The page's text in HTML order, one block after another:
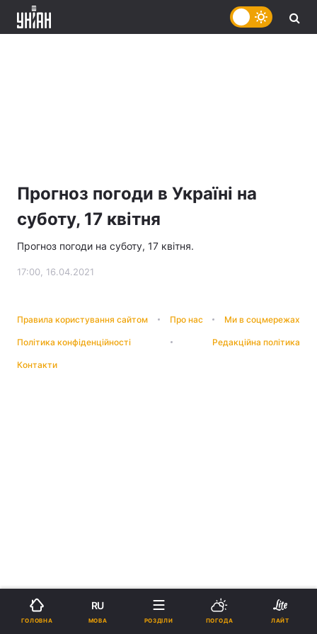
Прогноз погоди в Україні на
суботу, 17 квітня
Прогноз погоди на суботу, 17 квітня.
17:00, 16.04.2021
Правила користування сайтом Про нас Ми в соцмережах
Політика конфіденційності Редакційна політика
Контакти
ГОЛОВНА
RU
МОВА РОЗДІЛИ ПОГОДА ЛАЙТ